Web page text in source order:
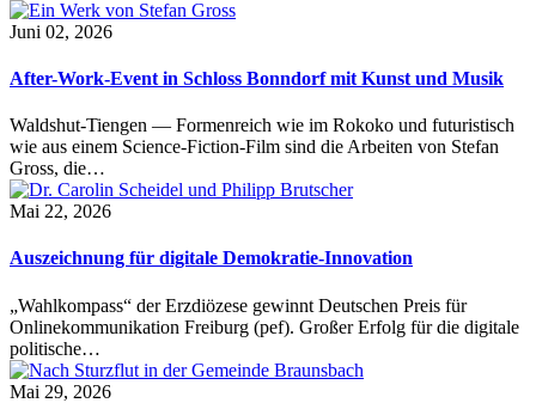
Juni 02, 2026
After-Work-Event in Schloss Bonndorf mit Kunst und Musik
Waldshut-Tiengen — Formenreich wie im Rokoko und futuristisch
wie aus einem Science-Fiction-Film sind die Arbeiten von Stefan
Gross, die…
Mai 22, 2026
Auszeichnung für digitale Demokratie-Innovation
„Wahlkompass“ der Erzdiözese gewinnt Deutschen Preis für
Onlinekommunikation Freiburg (pef). Großer Erfolg für die digitale
politische…
Mai 29, 2026